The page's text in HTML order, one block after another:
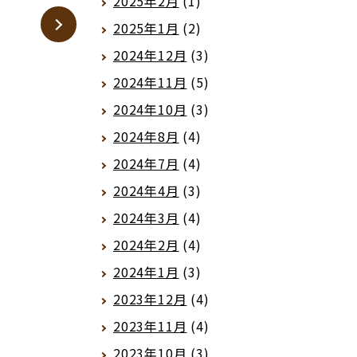
2025年1月 (2)
2024年12月 (3)
2024年11月 (5)
2024年10月 (3)
2024年8月 (4)
2024年7月 (4)
2024年4月 (3)
2024年3月 (4)
2024年2月 (4)
2024年1月 (3)
2023年12月 (4)
2023年11月 (4)
2023年10月 (3)